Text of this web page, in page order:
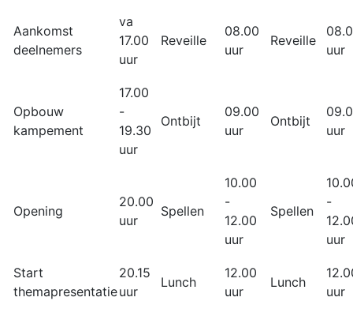
Aankomst
deelnemers
va
17.00
uur
Reveille
08.00
uur
Reveille
uur
Opbouw
kampement
17.00
-
19.30
uur
Ontbijt
09.00
uur
Ontbijt
uur
Opening
20.00
uur
Spellen
10.00
-
12.00
uur
Spellen
-
uur
Start
themapresentatie
20.15
uur
Lunch
12.00
uur
Lunch
uur